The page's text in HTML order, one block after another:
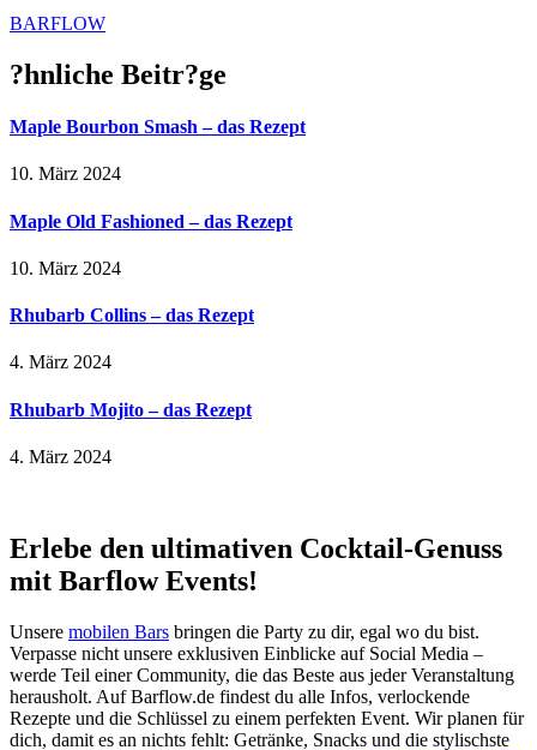
BARFLOW
?hnliche Beitr?ge
Maple Bourbon Smash – das Rezept
10. März 2024
Maple Old Fashioned – das Rezept
10. März 2024
Rhubarb Collins – das Rezept
4. März 2024
Rhubarb Mojito – das Rezept
4. März 2024
Erlebe den ultimativen Cocktail-Genuss
mit Barflow Events!
Unsere mobilen Bars bringen die Party zu dir, egal wo du bist.
Verpasse nicht unsere exklusiven Einblicke auf Social Media –
werde Teil einer Community, die das Beste aus jeder Veranstaltung
herausholt. Auf Barflow.de findest du alle Infos, verlockende
Rezepte und die Schlüssel zu einem perfekten Event. Wir planen für
dich, damit es an nichts fehlt: Getränke, Snacks und die stylischste